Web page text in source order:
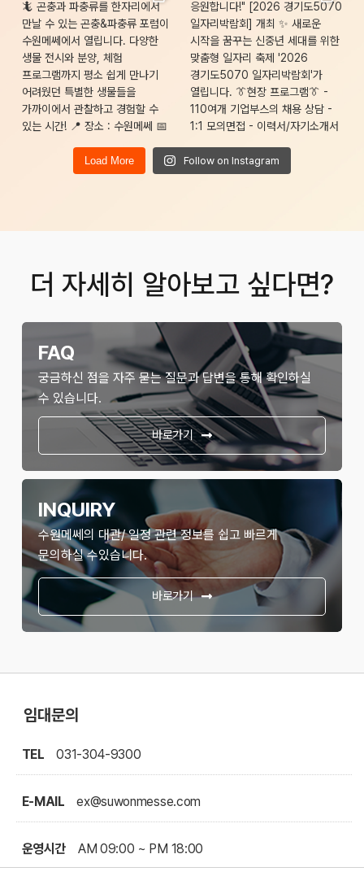
Load More Follow on Instagram
더 자세히 알아보고 싶다면?
FAQ
궁금하신 점을 자주 묻는 질문과 답변을 통해 확인하실
수 있습니다.
바로가기
INQUIRY
수원메쎄의 대관/ 일정 관련 정보를 쉽고 빠르게
문의하실 수있습니다.
바로가기
임대문의
TEL 031-304-9300
E-MAIL ex@suwonmesse.com
운영시간 AM 09:00 ~ PM 18:00